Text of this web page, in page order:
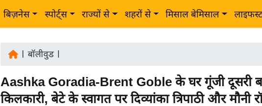
बिज़नेस स्पोर्ट्स राज्यों से शहरों से मिसाल बेमिसाल
बॉलीवुड|
Aashka Goradia-Brent Goble के घर गूंजी दूसरी
किलकारी, बेटे के स्वागत पर दिव्यांका त्रिपाठी और मौनी